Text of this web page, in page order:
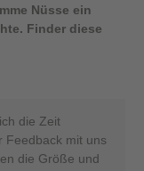
Nüsse ein
Finder diese
die Zeit
Feedback mit uns
die Größe und